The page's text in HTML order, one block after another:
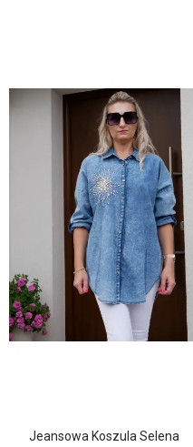
Jeansowa Koszula Selena